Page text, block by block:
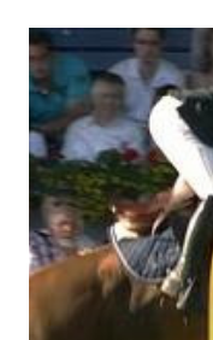
POWER - MILLAR 5
HERO -LEJAUNE 7
BREEN 9 JALLA DE
NOVEL -
CLUB LADY -
LORENZO -
TOPINAMBOUR -
INTERTOY Z - BRASH
DI CAMPALTO -